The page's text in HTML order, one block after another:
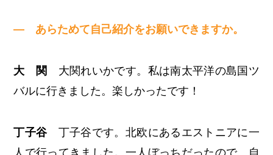
— あらためて自己紹介をお願いできますか。
大 関 大関れいかです。私は南太平洋の島国ツ
バルに行きました。楽しかったです！
丁子谷 丁子谷です。北欧にあるエストニアに一